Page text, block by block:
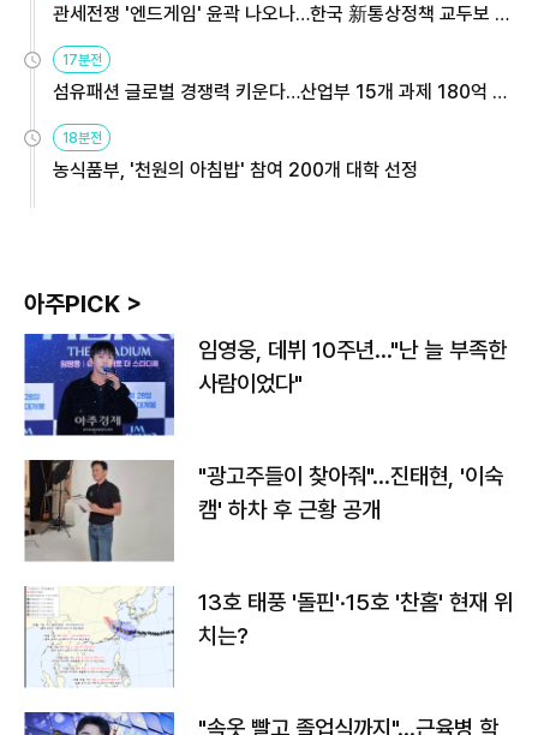
관세전쟁 '엔드게임' 윤곽 나오나…한국 新통상정책 교두보 활
17분전
섬유패션 글로벌 경쟁력 키운다…산업부 15개 과제 180억 지
18분전
농식품부, '천원의 아침밥' 참여 200개 대학 선정
아주PICK >
임영웅, 데뷔 10주년…"난 늘 부족한
사람이었다"
"광고주들이 찾아줘"…진태현, '이숙
캠' 하차 후 근황 공개
13호 태풍 '돌핀'·15호 '찬홈' 현재 위
치는?
"속옷 빨고 졸업식까지"…근육병 학